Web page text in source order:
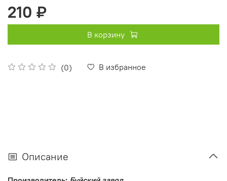
(0) В избранное
210 ₽
В корзину
Описание